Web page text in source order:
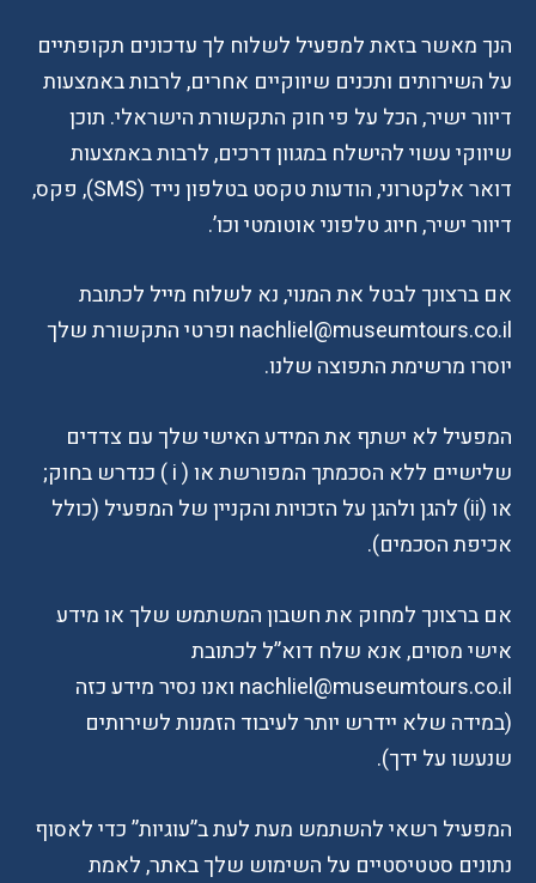
הנך מאשר בזאת למפעיל לשלוח לך עדכונים תקופתיים
על השירותים ותכנים שיווקיים אחרים, לרבות באמצעות
דיוור ישיר, הכל על פי חוק התקשורת הישראלי. תוכן
שיווקי עשוי להישלח במגוון דרכים, לרבות באמצעות
דואר אלקטרוני, הודעות טקסט בטלפון נייד (SMS), פקס,
דיוור ישיר, חיוג טלפוני אוטומטי וכו’.
אם ברצונך לבטל את המנוי, נא לשלוח מייל לכתובת
nachliel@museumtours.co.il ופרטי התקשורת שלך
יוסרו מרשימת התפוצה שלנו.
המפעיל לא ישתף את המידע האישי שלך עם צדדים
שלישיים ללא הסכמתך המפורשת או ( i ) כנדרש בחוק;
או (ii) להגן ולהגן על הזכויות והקניין של המפעיל (כולל
אכיפת הסכמים).
אם ברצונך למחוק את חשבון המשתמש שלך או מידע
אישי מסוים, אנא שלח דוא”ל לכתובת
nachliel@museumtours.co.il ואנו נסיר מידע כזה
(במידה שלא יידרש יותר לעיבוד הזמנות לשירותים
שנעשו על ידך).
המפעיל רשאי להשתמש מעת לעת ב”עוגיות” כדי לאסוף
נתונים סטטיסטיים על השימוש שלך באתר, לאמת